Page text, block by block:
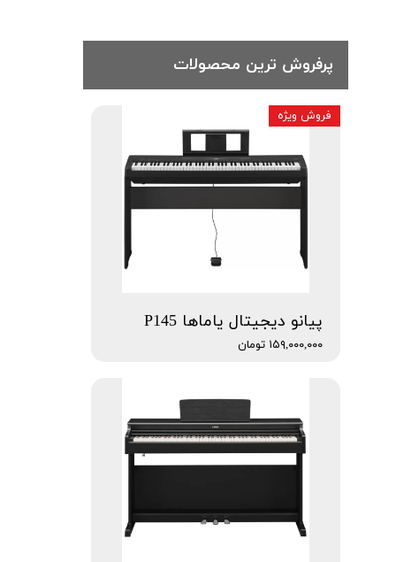
پیانو دیجیتال یاماها P145
۱۵۹,۰۰۰,۰۰۰ تومان
فروش ویژه
پرفروش ترین محصولات